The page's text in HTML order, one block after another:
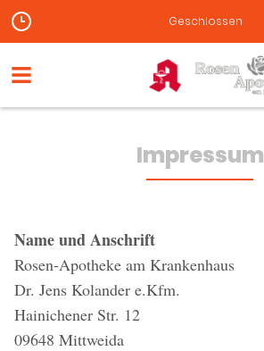
Geschlossen
Impressum
Name und Anschrift
Rosen-Apotheke am Krankenhaus
Dr. Jens Kolander e.Kfm.
Hainichener Str. 12
09648 Mittweida